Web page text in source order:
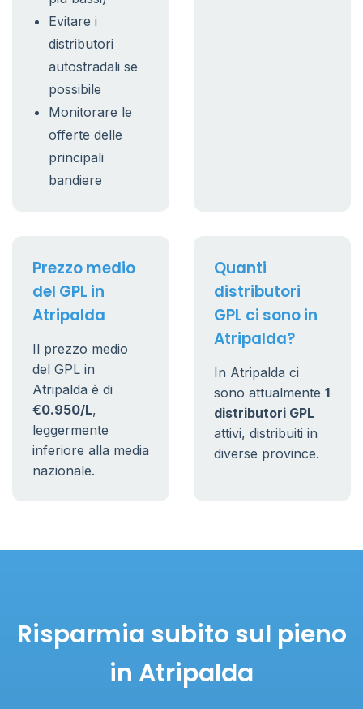
Evitare i
distributori
autostradali se
possibile
Monitorare le
offerte delle
principali
bandiere
Prezzo medio
del GPL in
Atripalda
Il prezzo medio
del GPL in
Atripalda è di
€0.950/L,
leggermente
inferiore alla media
nazionale.
Quanti
distributori
GPL ci sono in
Atripalda?
In Atripalda ci
sono attualmente 1
distributori GPL
attivi, distribuiti in
diverse province.
Risparmia subito sul pieno
in Atripalda